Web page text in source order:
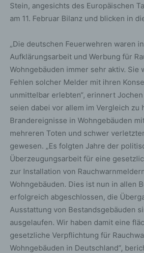
Stein, angesichts des Europäischen
am 11. Februar Bilanz und blicken in
„Die deutschen Feuerwehren waren
Aufklärungsarbeit und Werbung für
Wohngebäuden immer sehr aktiv. Sie
Fehlen solcher Melder mit ihren
unmittelbar erlebten“, erinnert
seien dabei vor allem im Vergleich zu
Brandereignisse in Wohngebäuden
mehreren Toten und schwer
gewesen. „Es folgten Jahre der
Überzeugungsarbeit für eine
zur Installation von
Wohngebäuden. Dies ist nun in allen
erfolgreich abgeschlossen, die
Ausstattung von Bestandsgebäuden
ausgelaufen. Wir haben damit eine
gesetzliche Verpflichtung für
Wohngebäuden in Deutschland“,